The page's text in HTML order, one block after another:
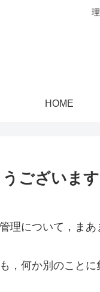
HOME
ございま
理について，まあ
，何か別のこと